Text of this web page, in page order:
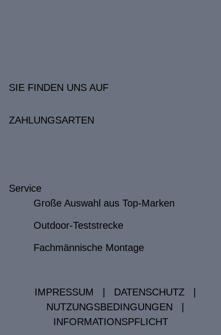
SIE FINDEN UNS AUF
ZAHLUNGSARTEN
Service
Große Auswahl aus Top-Marken
Outdoor-Teststrecke
Fachmännische Montage
IMPRESSUM DATENSCHUTZ
NUTZUNGSBEDINGUNGEN
INFORMATIONSPFLICHT